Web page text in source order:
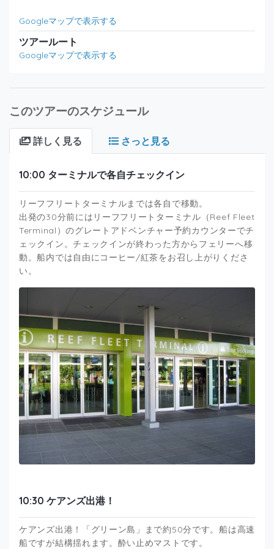
Googleマップで表示する
ツアールート
Googleマップで表示する
このツアーのスケジュール
詳しく見る さっと見る
10:00 ターミナルで各自チェックイン
リーフフリートターミナルまでは各自で移動。
出発の30分前にはリーフフリートターミナル（Reef Fleet
Terminal）のグレートアドベンチャー予約カウンターでチ
ェックイン。チェックインが終わった方からフェリーへ移
動。船内では自由にコーヒー/紅茶をお召し上がりくださ
い。
10:30 ケアンズ出港！
ケアンズ出港！「グリーン島」まで約50分です。船は高速
船ですが結構揺れます。酔い止めマストです。